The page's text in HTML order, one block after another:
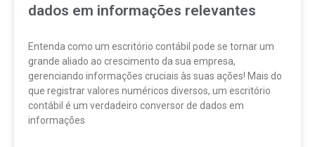
dados em informações relevantes
Entenda como um escritório contábil pode se tornar um
grande aliado ao crescimento da sua empresa,
gerenciando informações cruciais às suas ações! Mais do
que registrar valores numéricos diversos, um escritório
contábil é um verdadeiro conversor de dados em
informações